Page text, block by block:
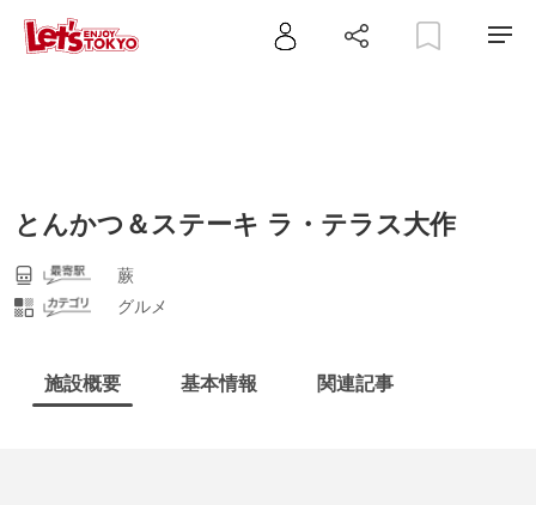
とんかつ＆ステーキ ラ・テラス大作
蕨
グルメ
施設概要 基本情報 関連記事